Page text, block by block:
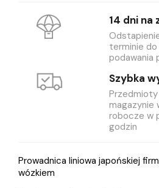
14 dni na
terminie do
podawania
Szybka
magazynie
robocze w
godzin
Prowadnica liniowa japońskiej
wózkiem